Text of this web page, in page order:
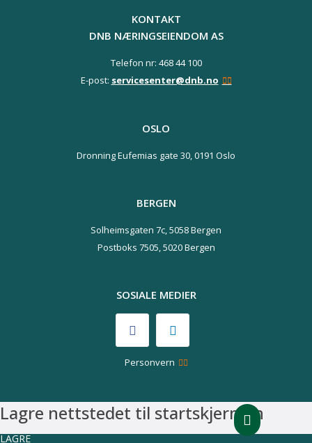
KONTAKT
DNB NÆRINGSEIENDOM AS
Telefon nr: 468 44 100
E-post: servicesenter@dnb.no
OSLO
Dronning Eufemias gate 30,0191 Oslo
BERGEN
Solheimsgaten 7c,5058 Bergen
Postboks 7505,5020 Bergen
SOSIALE MEDIER
Personvern
Lagre nettstedet til startskjermen
LAGRE